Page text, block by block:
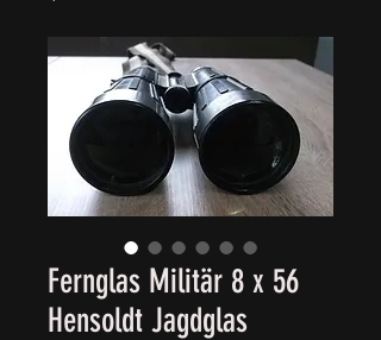
Fernglas Militär 8 x 56
Hensoldt Jagdglas